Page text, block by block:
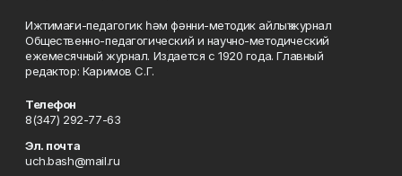
Ижтимағи-педагогик һәм фәнни-методик айлыҡ журнал
Общественно-педагогический и научно-методический
ежемесячный журнал. Издается с 1920 года. Главный
редактор: Каримов С.Г.
Телефон
8(347) 292-77-63
Эл. почта
uch.bash@mail.ru